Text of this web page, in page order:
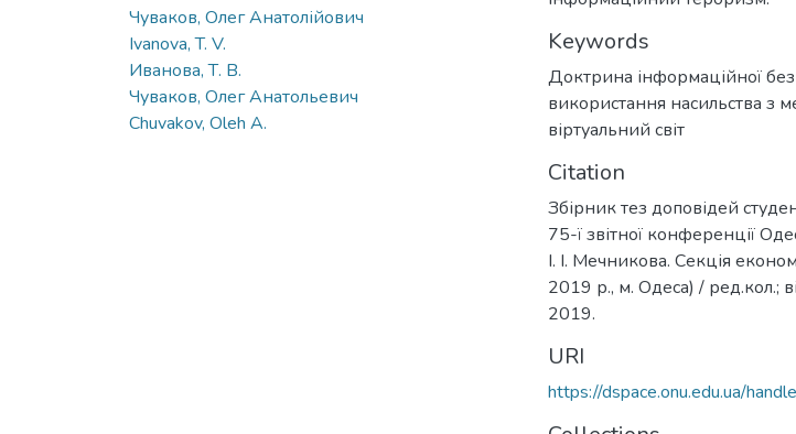
Чуваков, Олег Анатолійович
Ivanova, T. V.
Иванова, Т. В.
Чуваков, Олег Анатольевич
Chuvakov, Oleh A.
Keywords
Доктрина інформаційної
використання насильства з
віртуальний світ
Citation
Збірник тез доповідей
75-ї звітної конференції
І. І. Мечникова. Секція
2019 р., м. Одеса) / ред.кол.;
2019.
URI
https://dspace.onu.edu.ua/